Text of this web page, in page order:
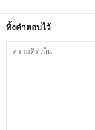
ทิ้งคำตอบไว้